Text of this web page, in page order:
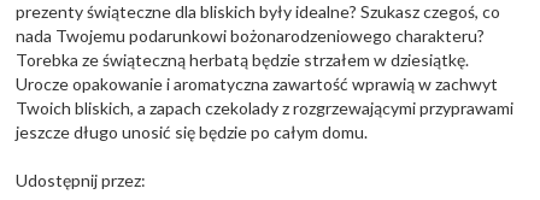
prezenty świąteczne dla bliskich były idealne? Szukasz czegoś, co
nada Twojemu podarunkowi bożonarodzeniowego charakteru?
Torebka ze świąteczną herbatą będzie strzałem w dziesiątkę.
Urocze opakowanie i aromatyczna zawartość wprawią w zachwyt
Twoich bliskich, a zapach czekolady z rozgrzewającymi przyprawami
jeszcze długo unosić się będzie po całym domu.
Udostępnij przez: